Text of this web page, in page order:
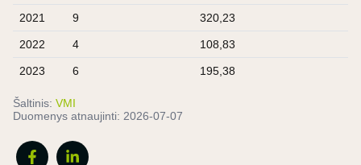
2021 9 320,23
2022 4 108,83
2023 6 195,38
Šaltinis: VMI
Duomenys atnaujinti: 2026-07-07